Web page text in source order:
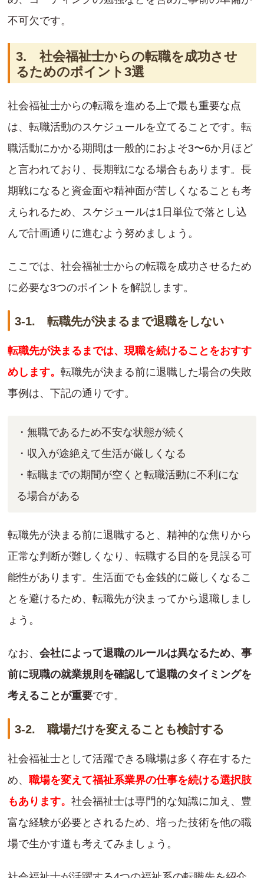
不可欠です。
3. 社会福祉士からの転職を成功させ
るためのポイント3選
社会福祉士からの転職を進める上で最も重要な点
は、転職活動のスケジュールを立てることです。転
職活動にかかる期間は一般的におよそ3〜6か月ほど
と言われており、長期戦になる場合もあります。長
期戦になると資金面や精神面が苦しくなることも考
えられるため、スケジュールは1日単位で落とし込
んで計画通りに進むよう努めましょう。
ここでは、社会福祉士からの転職を成功させるため
に必要な3つのポイントを解説します。
3-1. 転職先が決まるまで退職をしない
転職先が決まるまでは、現職を続けることをおすす
めします。 転職先が決まる前に退職した場合の失敗
事例は、下記の通りです。
・無職であるため不安な状態が続く
・収入が途絶えて生活が厳しくなる
・転職までの期間が空くと転職活動に不利にな
る場合がある
転職先が決まる前に退職すると、精神的な焦りから
正常な判断が難しくなり、転職する目的を見誤る可
能性があります。生活面でも金銭的に厳しくなるこ
とを避けるため、転職先が決まってから退職しまし
ょう。
なお、 会社によって退職のルールは異なるため、事
前に現職の就業規則を確認して退職のタイミングを
考えることが重要です。
3-2. 職場だけを変えることも検討する
社会福祉士として活躍できる職場は多く存在するた
め、 職場を変えて福祉系業界の仕事を続ける選択肢
もあります。 社会福祉士は専門的な知識に加え、豊
富な経験が必要とされるため、培った技術を他の職
場で生かす道も考えてみましょう。